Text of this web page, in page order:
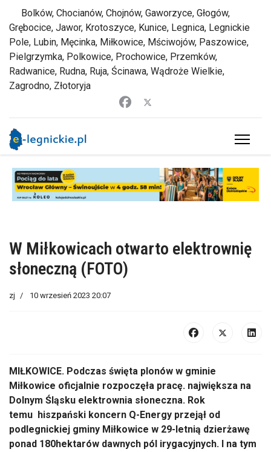
Bolków, Chocianów, Chojnów, Gaworzyce, Głogów,
Grębocice, Jawor, Krotoszyce, Kunice, Legnica, Legnickie
Pole, Lubin, Męcinka, Miłkowice, Mściwojów, Paszowice,
Pielgrzymka, Polkowice, Prochowice, Przemków,
Radwanice, Rudna, Ruja, Ścinawa, Wądroże Wielkie,
Zagrodno, Złotoryja
W Miłkowicach otwarto elektrownię
słoneczną (FOTO)
zj 10 wrzesień 2023 20:07
MIŁKOWICE. Podczas święta plonów w gminie
Miłkowice oficjalnie rozpoczęła pracę. największa na
Dolnym Śląsku elektrownia słoneczna. Rok
temu hiszpański koncern Q-Energy przejął od
podlegnickiej gminy Miłkowice w 29-letnią dzierżawę
ponad 180hektarów dawnych pól irygacyjnych. I na tym